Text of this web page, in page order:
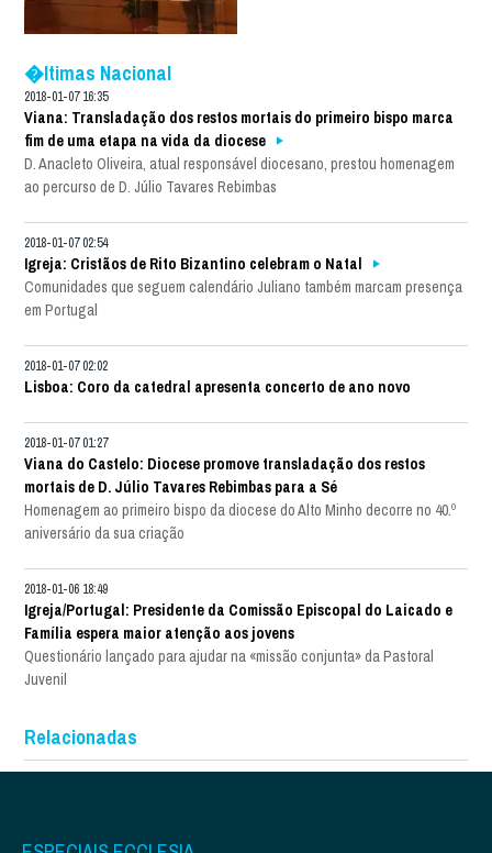
�ltimas Nacional
2018-01-07 16:35
Viana: Transladação dos restos mortais do primeiro bispo marca
fim de uma etapa na vida da diocese
D. Anacleto Oliveira, atual responsável diocesano, prestou homenagem
ao percurso de D. Júlio Tavares Rebimbas
2018-01-07 02:54
Igreja: Cristãos de Rito Bizantino celebram o Natal
Comunidades que seguem calendário Juliano também marcam presença
em Portugal
2018-01-07 02:02
Lisboa: Coro da catedral apresenta concerto de ano novo
2018-01-07 01:27
Viana do Castelo: Diocese promove transladação dos restos
mortais de D. Júlio Tavares Rebimbas para a Sé
Homenagem ao primeiro bispo da diocese do Alto Minho decorre no 40.º
aniversário da sua criação
2018-01-06 18:49
Igreja/Portugal: Presidente da Comissão Episcopal do Laicado e
Família espera maior atenção aos jovens
Questionário lançado para ajudar na «missão conjunta» da Pastoral
Juvenil
Relacionadas